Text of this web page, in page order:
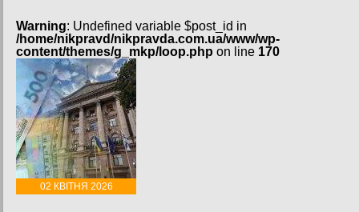
Warning: Undefined variable $post_id in
/home/nikpravd/nikpravda.com.ua/www/wp-
content/themes/g_mkp/loop.php on line 170
02 КВІТНЯ 2026